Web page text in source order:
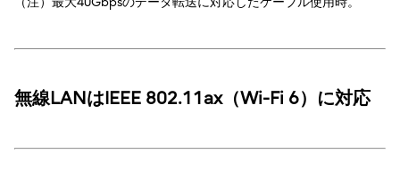
無線LANはIEEE 802.11ax（Wi-Fi 6）に対応